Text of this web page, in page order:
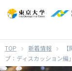
新着情報
プ：ディスカッション編」